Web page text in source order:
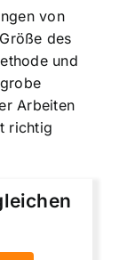
von
des
und
Arbeiten
richtig